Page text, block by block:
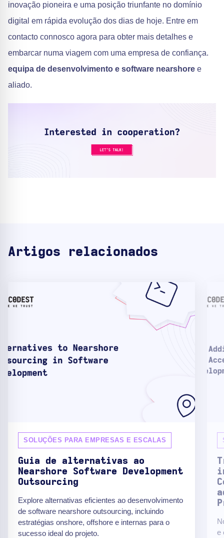
inovação pioneira e uma posição triunfante no domínio
digital em rápida evolução dos dias de hoje. Entre em
contacto connosco agora para obter mais detalhes e
embarcar numa viagem com uma empresa de confiança.
equipa de desenvolvimento e software nearshore e
aliado.
Artigos relacionados
SOLUÇÕES PARA EMPRESAS E ESCALAS
Guia de alternativas ao
Nearshore Software Development
Outsourcing
Explore alternativas eficientes ao desenvolvimento
de software nearshore outsourcing, incluindo
estratégias onshore, offshore e internas para o
sucesso ideal do projeto.
e